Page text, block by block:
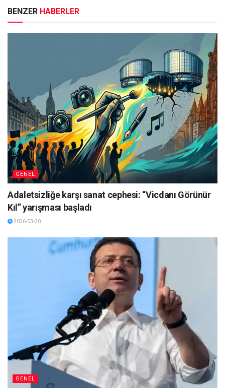
BENZER HABERLER
GENEL
Adaletsizliğe karşı sanat cephesi: “Vicdanı Görünür
Kıl” yarışması başladı
2026-03-30
GENEL